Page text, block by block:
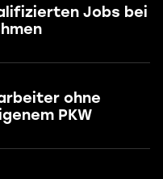
Jobs bei
ohne
PKW